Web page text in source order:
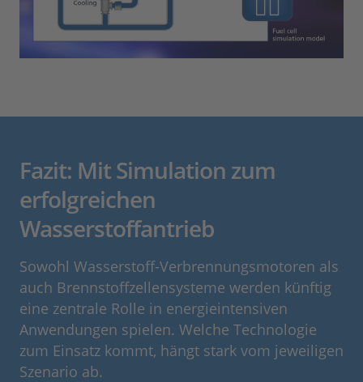
Fazit: Mit Simulation zum
erfolgreichen
Wasserstoffantrieb
Sowohl Wasserstoff-Verbrennungsmotoren als
auch Brennstoffzellensysteme werden künftig
eine zentrale Rolle in energieintensiven
Anwendungen spielen. Welche Technologie
zum Einsatz kommt, hängt stark vom jeweiligen
Szenario ab.